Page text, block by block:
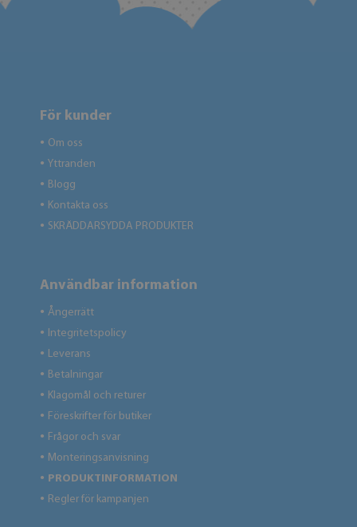
För kunder
● Om oss
● Yttranden
● Blogg
● Kontakta oss
● SKRÄDDARSYDDA PRODUKTER
Användbar information
● Ångerrätt
● Integritetspolicy
● Leverans
● Betalningar
● Klagomål och returer
● Föreskrifter för butiker
● Frågor och svar
● Monteringsanvisning
● PRODUKTINFORMATION
● Regler för kampanjen